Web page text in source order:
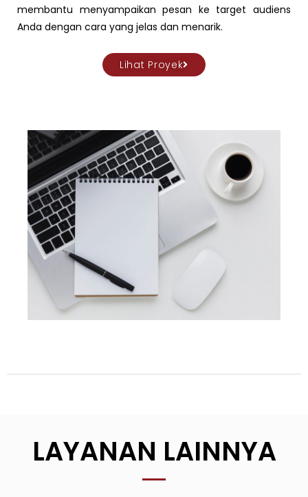
membantu menyampaikan pesan ke target audiens
Anda dengan cara yang jelas dan menarik.
Lihat Proyek
LAYANAN LAINNYA